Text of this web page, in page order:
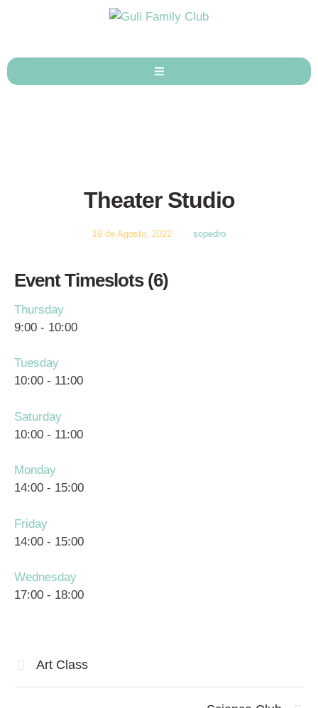
Theater Studio
19 de Agosto, 2022 sopedro
Event Timeslots (6)
Thursday
9:00 - 10:00
Tuesday
10:00 - 11:00
Saturday
10:00 - 11:00
Monday
14:00 - 15:00
Friday
14:00 - 15:00
Wednesday
17:00 - 18:00
Art Class